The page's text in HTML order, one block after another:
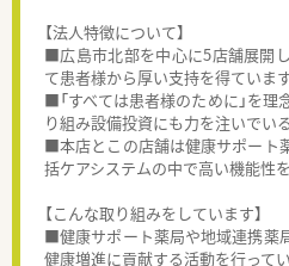
【法人特徴について】
■広島市北部を中心に5店舗展開
て患者様から厚い支持を得ています
■「すべては患者様のために」を理
り組み設備投資にも力を注いでい
■本店とこの店舗は健康サポート
括ケアシステムの中で高い機能性
【こんな取り組みをしています】
■健康サポート薬局や地域連携薬
健康増進に貢献する活動を行ってい